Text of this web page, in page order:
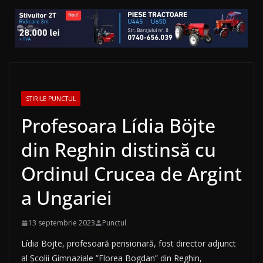
STIRILE PUNCTUL
Profesoara Lídia Böjte
din Reghin distinsă cu
Ordinul Crucea de Argint
a Ungariei
13 septembrie 2023 Punctul
Lídia Böjte, profesoară pensionară, fost director adjunct
al Școlii Gimnaziale ”Florea Bogdan” din Reghin,